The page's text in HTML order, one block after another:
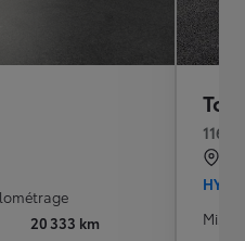
20 333 km
116h
Mise